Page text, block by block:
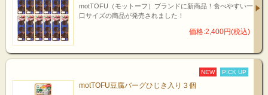
motTOFU（モットーフ）ブランドに新商品！食べやすい一
口サイズの商品が発売されました！
価格:2,400円(税込)
NEW PICK UP
motTOFU豆腐バーグひじき入り３個